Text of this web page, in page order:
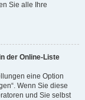
Sie alle Ihre
der Online-Liste
eine Option
Wenn Sie diese
und Sie selbst